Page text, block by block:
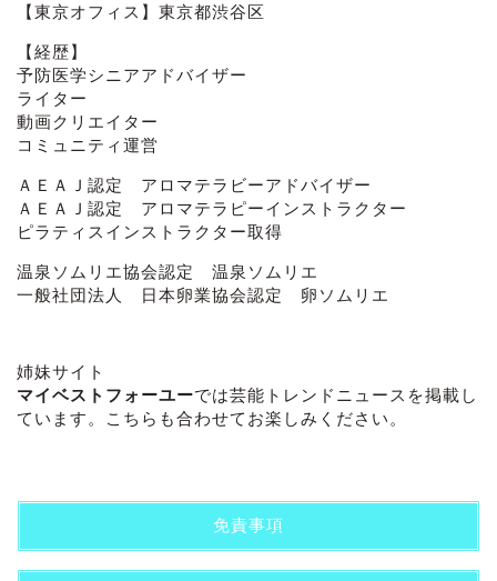
【東京オフィス】東京都渋谷区
【経歴】
予防医学シニアアドバイザー
ライター
動画クリエイター
コミュニティ運営
ＡＥＡＪ認定 アロマテラビーアドバイザー
ＡＥＡＪ認定 アロマテラピーインストラクター
ピラティスインストラクター取得
温泉ソムリエ協会認定 温泉ソムリエ
一般社団法人 日本卵業協会認定 卵ソムリエ
姉妹サイト
マイベストフォーユーでは芸能トレンドニュースを掲載し
ています。こちらも合わせてお楽しみください。
免責事項